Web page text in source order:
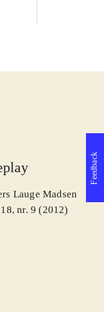
Lauge Madsen
nr. 9 (2012)
Feedback